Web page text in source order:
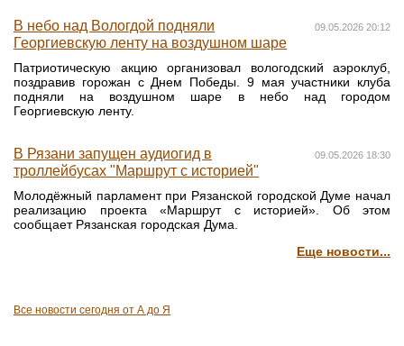
09.05.2026 20:12
В небо над Вологдой подняли
Георгиевскую ленту на воздушном шаре
Патриотическую акцию организовал вологодский аэроклуб,
поздравив горожан с Днем Победы. 9 мая участники клуба
подняли на воздушном шаре в небо над городом
Георгиевскую ленту.
09.05.2026 18:30
В Рязани запущен аудиогид в
троллейбусах "Маршрут с историей"
Молодёжный парламент при Рязанской городской Думе начал
реализацию проекта «Маршрут с историей». Об этом
сообщает Рязанская городская Дума.
Еще новости...
Все новости сегодня от А до Я